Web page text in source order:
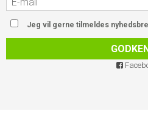
Jeg vil gerne tilmeldes